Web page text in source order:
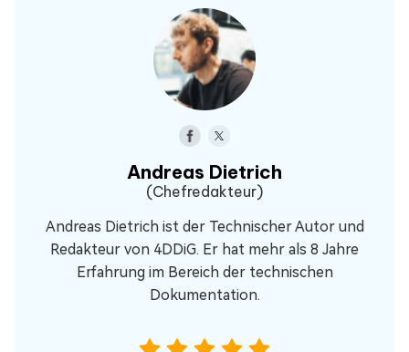
Andreas Dietrich
(Chefredakteur)
Andreas Dietrich ist der Technischer Autor und
Redakteur von 4DDiG. Er hat mehr als 8 Jahre
Erfahrung im Bereich der technischen
Dokumentation.